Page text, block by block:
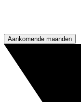
Aankomende maanden